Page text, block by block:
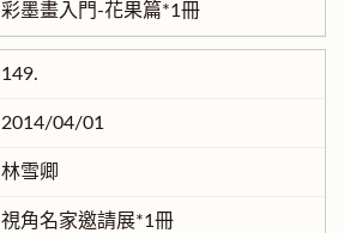
彩墨畫入門-花果篇*1冊
149.
2014/04/01
林雪卿
視角名家邀請展*1冊